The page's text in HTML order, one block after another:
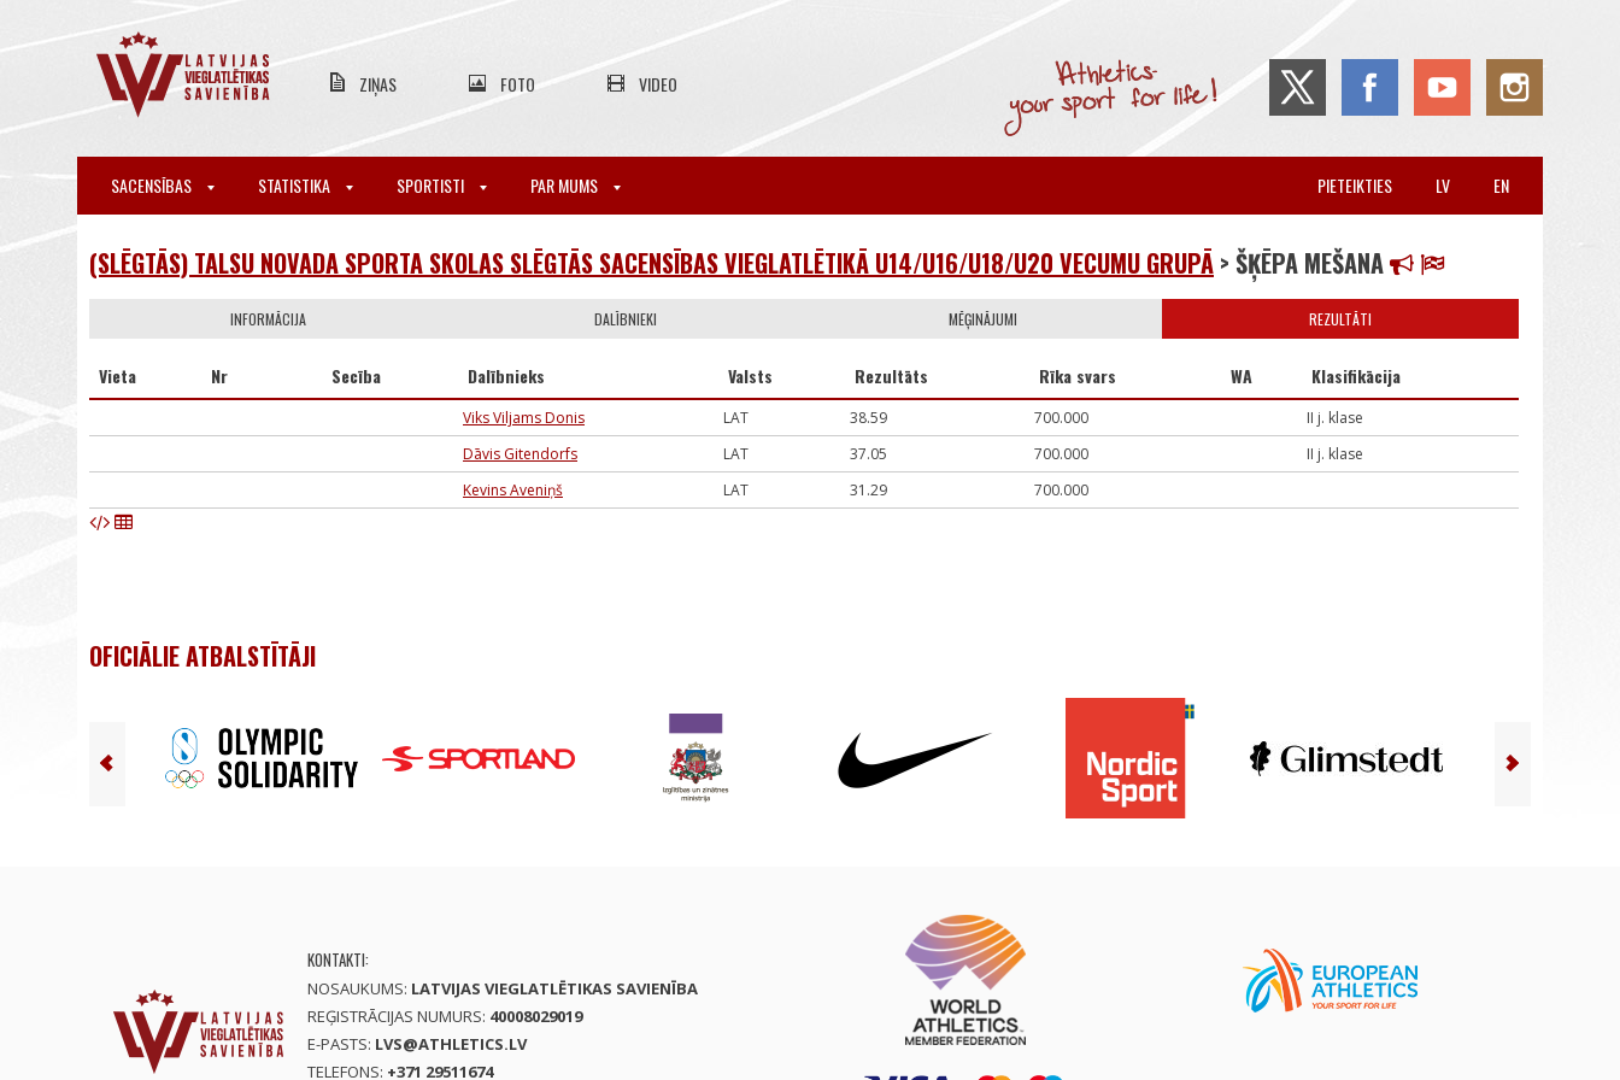
ZIŅAS FOTO VIDEO
SACENSĪBAS STATISTIKA SPORTISTI PAR MUMS EN
LV
PIETEIKTIES
(SLĒGTĀS) TALSU NOVADA SPORTA SKOLAS SLĒGTĀS SACENSĪBAS VIEGLATLĒTIKĀ U14/U16/U18/U20 VECUMU GRUPĀ > ŠĶĒPA MEŠANA
INFORMĀCIJA DALĪBNIEKI MĒĢINĀJUMI REZULTĀTI
Vieta Nr Secība Dalībnieks Valsts Rezultāts Rīka svars WA Klasifikācija
Viks Viljams Donis LAT 38.59 700.000
II j. klase
Dāvis Gitendorfs
LAT 37.05 700.000
II j. klase
Kevins Aveniņš
LAT 31.29 700.000
OFICIĀLIE ATBALSTĪTĀJI
KONTAKTI:
NOSAUKUMS: LATVIJAS VIEGLATLĒTIKAS SAVIENĪBA
REĢISTRĀCIJAS NUMURS: 40008029019
E-PASTS: LVS@ATHLETICS.LV
TELEFONS: +371 29511674